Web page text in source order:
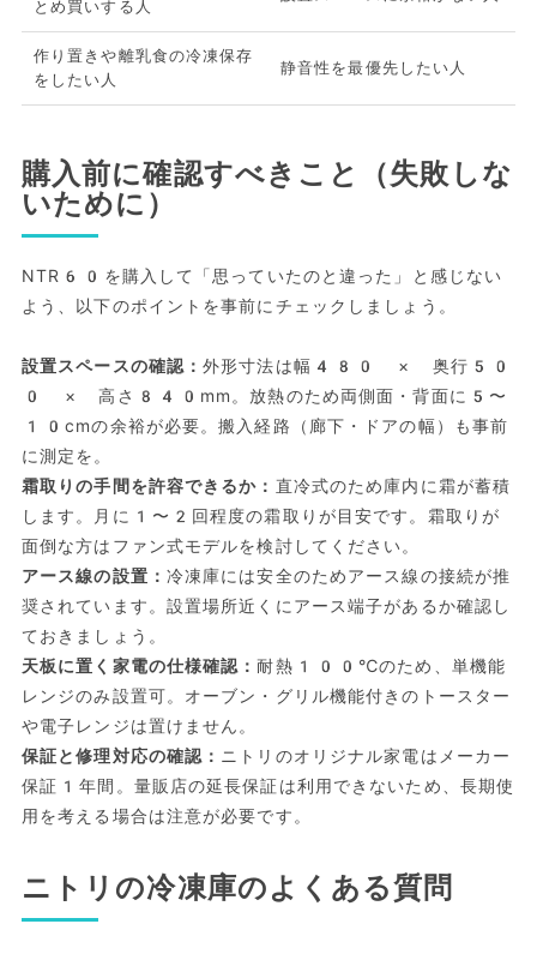
とめ買いする人
作り置きや離乳食の冷凍保存
をしたい人
静音性を最優先したい人
購入前に確認すべきこと（失敗しな
いために）
NTR60を購入して「思っていたのと違った」と感じない
よう、以下のポイントを事前にチェックしましょう。
設置スペースの確認：外形寸法は幅480 × 奥行50
0 × 高さ840mm。放熱のため両側面・背面に5〜
10cmの余裕が必要。搬入経路（廊下・ドアの幅）も事前
に測定を。
霜取りの手間を許容できるか： 直冷式のため庫内に霜が蓄積
します。月に1〜2回程度の霜取りが目安です。霜取りが
面倒な方はファン式モデルを検討してください。
アース線の設置： 冷凍庫には安全のためアース線の接続が推
奨されています。設置場所近くにアース端子があるか確認し
ておきましょう。
天板に置く家電の仕様確認：耐熱100℃のため、単機能
レンジのみ設置可。オーブン・グリル機能付きのトースター
や電子レンジは置けません。
保証と修理対応の確認： ニトリのオリジナル家電はメーカー
保証1年間。量販店の延長保証は利用できないため、長期使
用を考える場合は注意が必要です。
ニトリの冷凍庫のよくある質問